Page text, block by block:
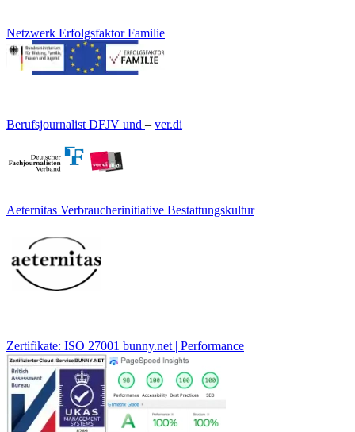
Netzwerk Erfolgsfaktor Familie
Berufsjournalist DFJV und – ver.di
Aeternitas Verbraucherinitiative Bestattungskultur
Zertifikate: ISO 27001 bunny.net | Performance